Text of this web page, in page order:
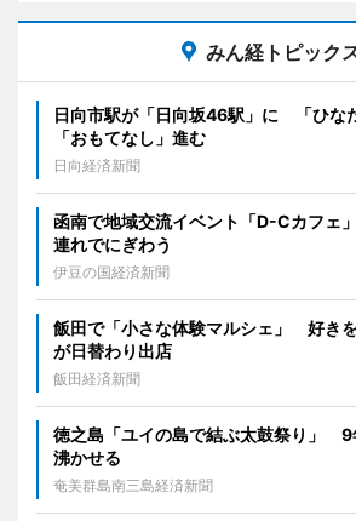
みん経トピック
日向市駅が「日向坂46駅」に 「ひな
「おもてなし」進む
日向経済新聞
函南で地域交流イベント「D-Cカフェ
連れでにぎわう
伊豆の国経済新聞
飯田で「小さな体験マルシェ」 好き
が日替わり出店
飯田経済新聞
徳之島「ユイの島で結ぶ太鼓祭り」 9
沸かせる
奄美群島南三島経済新聞